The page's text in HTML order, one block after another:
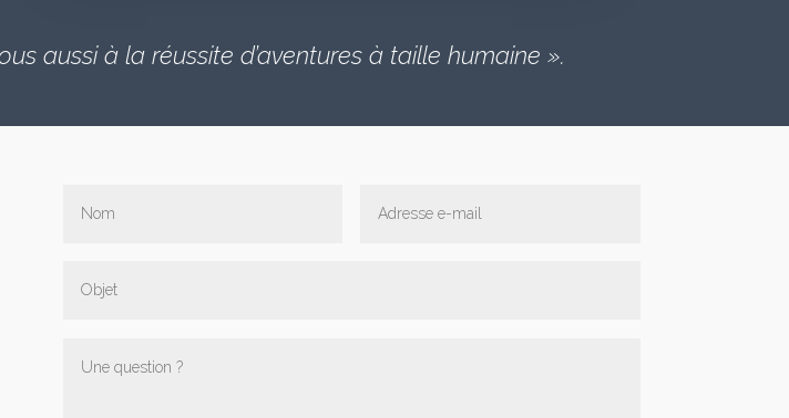
aussi à la réussite d’aventures à taille humaine ».